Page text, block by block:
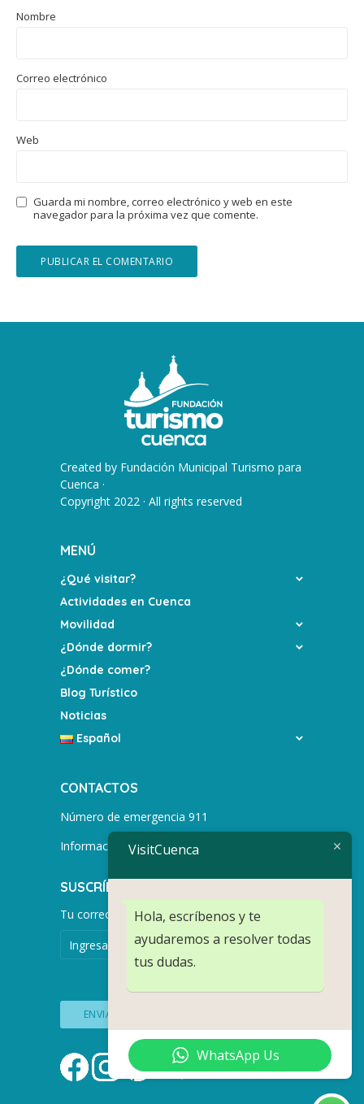
Nombre
Correo electrónico
Web
Guarda mi nombre, correo electrónico y web en este
navegador para la próxima vez que comente.
Created by Fundación Municipal Turismo para
Cuenca ·
Copyright 2022 · All rights reserved
MENÚ
¿Qué visitar?
Actividades en Cuenca
Movilidad
¿Dónde dormir?
¿Dónde comer?
Blog Turístico
Noticias
Español
CONTACTOS
Número de emergencia 911
Información turística +593 991752155
SUSCRÍBETE PARA MÁS NOTICIAS.
Tu correo electrónico
VisitCuenca
Hola, escríbenos y te
ayudaremos a resolver todas
tus dudas.
WhatsApp Us